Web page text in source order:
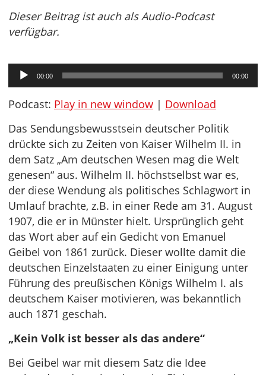
Dieser Beitrag ist auch als Audio-Podcast
verfügbar.
Audio-
Player
00:00 00:00
Podcast: Play in new window | Download
Das Sendungsbewusstsein deutscher Politik
drückte sich zu Zeiten von Kaiser Wilhelm II. in
dem Satz „Am deutschen Wesen mag die Welt
genesen“ aus. Wilhelm II. höchstselbst war es,
der diese Wendung als politisches Schlagwort in
Umlauf brachte, z.B. in einer Rede am 31. August
1907, die er in Münster hielt. Ursprünglich geht
das Wort aber auf ein Gedicht von Emanuel
Geibel von 1861 zurück. Dieser wollte damit die
deutschen Einzelstaaten zu einer Einigung unter
Führung des preußischen Königs Wilhelm I. als
deutschem Kaiser motivieren, was bekanntlich
auch 1871 geschah.
„Kein Volk ist besser als das andere“
Bei Geibel war mit diesem Satz die Idee